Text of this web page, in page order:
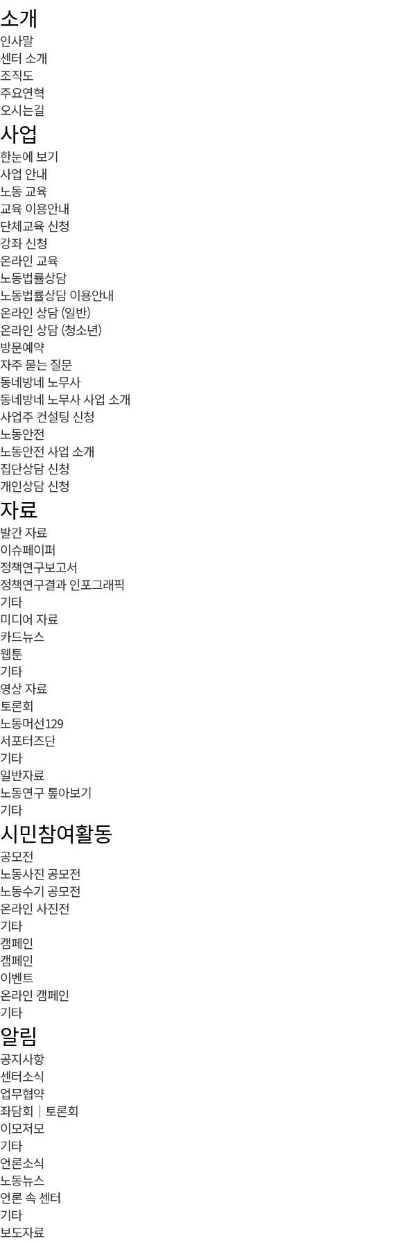
소개
인사말
센터 소개
조직도
주요연혁
오시는길
사업
한눈에 보기
사업 안내
노동 교육
교육 이용안내
단체교육 신청
강좌 신청
온라인 교육
노동법률상담
노동법률상담 이용안내
온라인 상담 (일반)
온라인 상담 (청소년)
방문예약
자주 묻는 질문
동네방네 노무사
동네방네 노무사 사업 소개
사업주 컨설팅 신청
노동안전
노동안전 사업 소개
집단상담 신청
개인상담 신청
자료
발간 자료
이슈페이퍼
정책연구보고서
정책연구결과 인포그래픽
기타
미디어 자료
카드뉴스
웹툰
기타
영상 자료
토론회
노동머선129
서포터즈단
기타
일반자료
노동연구 톺아보기
기타
시민참여활동
공모전
노동사진 공모전
노동수기 공모전
온라인 사진전
기타
캠페인
캠페인
이벤트
온라인 캠페인
기타
알림
공지사항
센터소식
업무협약
좌담회｜토론회
이모저모
기타
언론소식
노동뉴스
언론 속 센터
기타
보도자료